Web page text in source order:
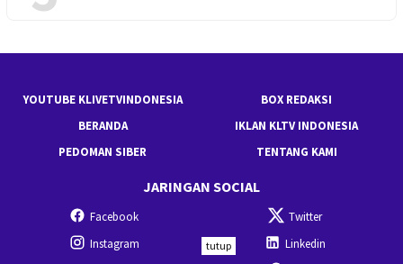
YOUTUBE KLIVETVINDONESIA
BOX REDAKSI
BERANDA
IKLAN KLTV INDONESIA
PEDOMAN SIBER
TENTANG KAMI
JARINGAN SOCIAL
Facebook
Twitter
Instagram
Linkedin
tutup